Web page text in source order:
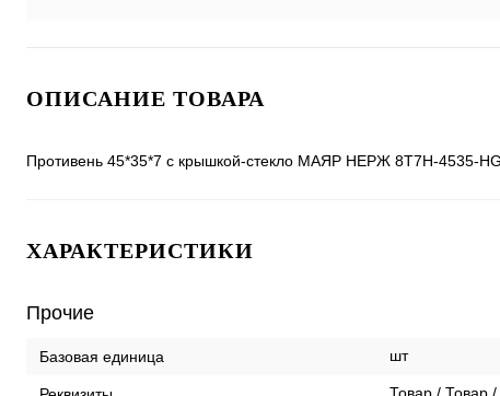
ОПИСАНИЕ ТОВАРА
Противень 45*35*7 с крышкой-стекло МАЯР НЕРЖ 8T7H-4535-HG
ХАРАКТЕРИСТИКИ
Прочие
Базовая единица шт